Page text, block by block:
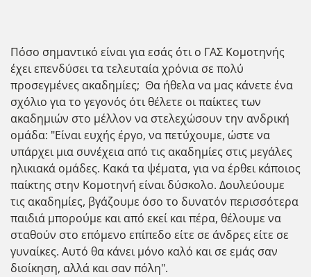
Πόσο σημαντικό είναι για εσάς ότι ο ΓΑΣ Κομοτηνής
έχει επενδύσει τα τελευταία χρόνια σε πολύ
προσεγμένες ακαδημίες; Θα ήθελα να μας κάνετε ένα
σχόλιο για το γεγονός ότι θέλετε οι παίκτες των
ακαδημιών στο μέλλον να στελεχώσουν την ανδρική
ομάδα: "Είναι ευχής έργο, να πετύχουμε, ώστε να
υπάρχει μια συνέχεια από τις ακαδημίες στις μεγάλες
ηλικιακά ομάδες. Κακά τα ψέματα, για να έρθει κάποιος
παίκτης στην Κομοτηνή είναι δύσκολο. Δουλεύουμε
τις ακαδημίες, βγάζουμε όσο το δυνατόν περισσότερα
παιδιά μπορούμε και από εκεί και πέρα, θέλουμε να
σταθούν στο επόμενο επίπεδο είτε σε άνδρες είτε σε
γυναίκες. Αυτό θα κάνει μόνο καλό και σε εμάς σαν
διοίκηση, αλλά και σαν πόλη".